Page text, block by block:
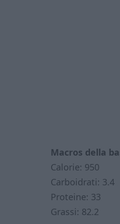
Macros della
Calorie: 950
Carboidrati: 3.4
Proteine: 33
Grassi: 82.2